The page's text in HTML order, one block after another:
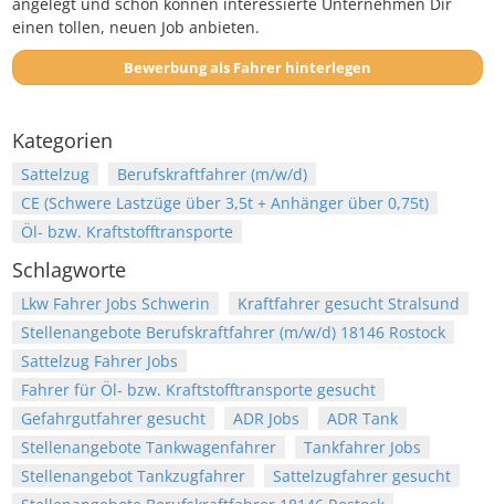
einen tollen, neuen Job anbieten.
Bewerbung als Fahrer hinterlegen
Kategorien
Sattelzug
Berufskraftfahrer (m/w/d)
CE (Schwere Lastzüge über 3,5t + Anhänger über 0,75t)
Öl- bzw. Kraftstofftransporte
Schlagworte
Lkw Fahrer Jobs Schwerin
Kraftfahrer gesucht Stralsund
Stellenangebote Berufskraftfahrer (m/w/d) 18146 Rostock
Sattelzug Fahrer Jobs
Fahrer für Öl- bzw. Kraftstofftransporte gesucht
Gefahrgutfahrer gesucht
ADR Jobs
ADR Tank
Stellenangebote Tankwagenfahrer
Tankfahrer Jobs
Stellenangebot Tankzugfahrer
Sattelzugfahrer gesucht